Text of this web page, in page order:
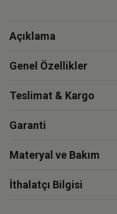
Açıklama
Genel Özellikler
Teslimat & Kargo
Garanti
Materyal ve Bakım
İthalatçı Bilgisi